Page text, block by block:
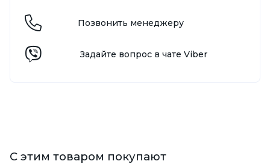
Позвонить менеджеру
Задайте вопрос в чате Viber
С этим товаром покупают